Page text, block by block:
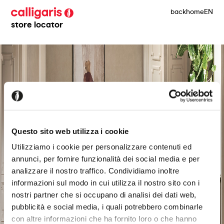
Questo sito web utilizza i cookie
Utilizziamo i cookie per personalizzare contenuti ed
annunci, per fornire funzionalità dei social media e per
analizzare il nostro traffico. Condividiamo inoltre
informazioni sul modo in cui utilizza il nostro sito con i
nostri partner che si occupano di analisi dei dati web,
pubblicità e social media, i quali potrebbero combinarle
con altre informazioni che ha fornito loro o che hanno
store locator
backhomeEN